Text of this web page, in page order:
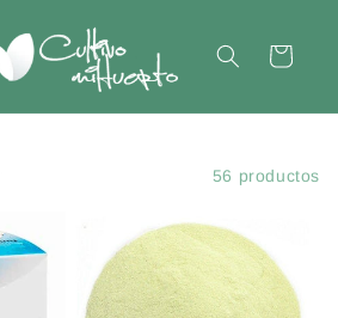
Carrito
56 productos